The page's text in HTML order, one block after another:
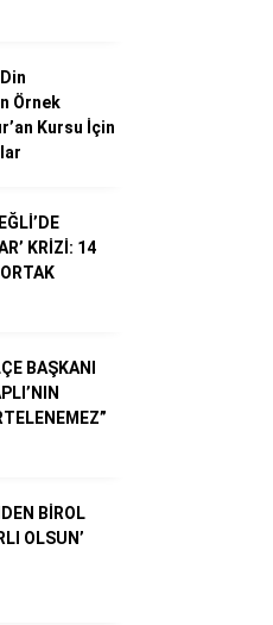
Sağlık
Politika
Diğer
Örnek
Kursu İçin
KRİZİ: 14
BAŞKANI
BİROL
OLSUN’